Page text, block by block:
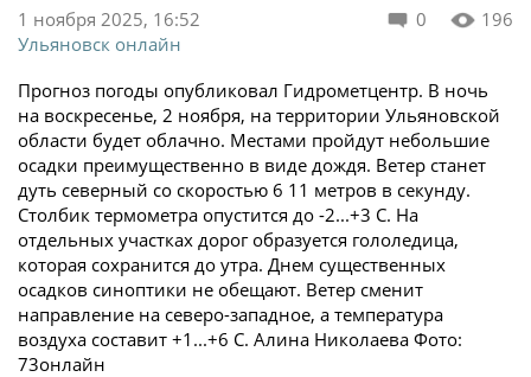
0 196
1 ноября 2025, 16:52
Ульяновск онлайн
Прогноз погоды опубликовал Гидрометцентр. В ночь
на воскресенье, 2 ноября, на территории Ульяновской
области будет облачно. Местами пройдут небольшие
осадки преимущественно в виде дождя. Ветер станет
дуть северный со скоростью 6 11 метров в секунду.
Столбик термометра опустится до -2...+3 C. На
отдельных участках дорог образуется гололедица,
которая сохранится до утра. Днем существенных
осадков синоптики не обещают. Ветер сменит
направление на северо-западное, а температура
воздуха составит +1...+6 C. Алина Николаева Фото:
73онлайн